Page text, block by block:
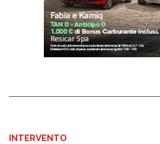
INTERVENTO